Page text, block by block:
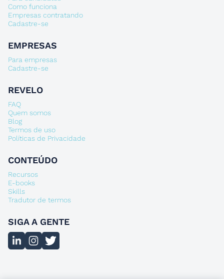
Como funciona
Empresas contratando
Cadastre-se
EMPRESAS
Para empresas
Cadastre-se
REVELO
FAQ
Quem somos
Blog
Termos de uso
Políticas de Privacidade
CONTEÚDO
Recursos
E-books
Skills
Tradutor de termos
SIGA A GENTE